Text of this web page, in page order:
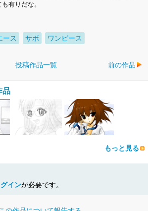
有りだな。
ース サボ ワンピース
投稿作品一覧 前の作品
品
もっと見る
インが必要です。